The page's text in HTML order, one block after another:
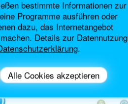
bestimmte Informationen zur
Programme ausführen oder
dazu, das Internetangebot
Details zur Datennutzung
.
Alle Cookies akzeptieren